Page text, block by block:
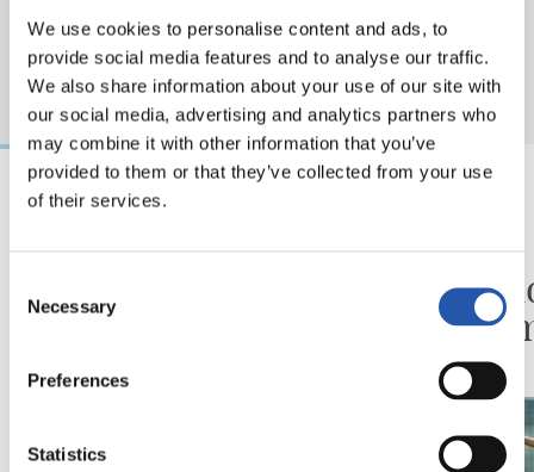
We use cookies to personalise content and ads, to
provide social media features and to analyse our traffic.
We also share information about your use of our site with
our social media, advertising and analytics partners who
may combine it with other information that you’ve
provided to them or that they’ve collected from your use
of their services.
Selection
Necessary
Preferences
Statistics
Ilusionadas por el
nuevo reto